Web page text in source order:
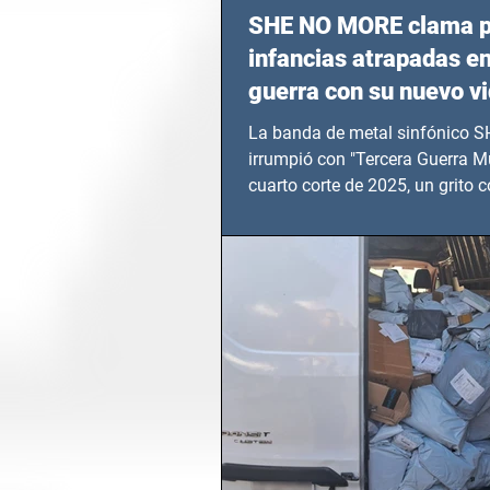
SHE NO MORE clama
infancias atrapadas
guerra con su nuevo
TERCERA GUERRA
La banda de metal sinfónico
irrumpió con "Tercera Guerra
cuarto corte de 2025, un grito
en epicentros bélicos.